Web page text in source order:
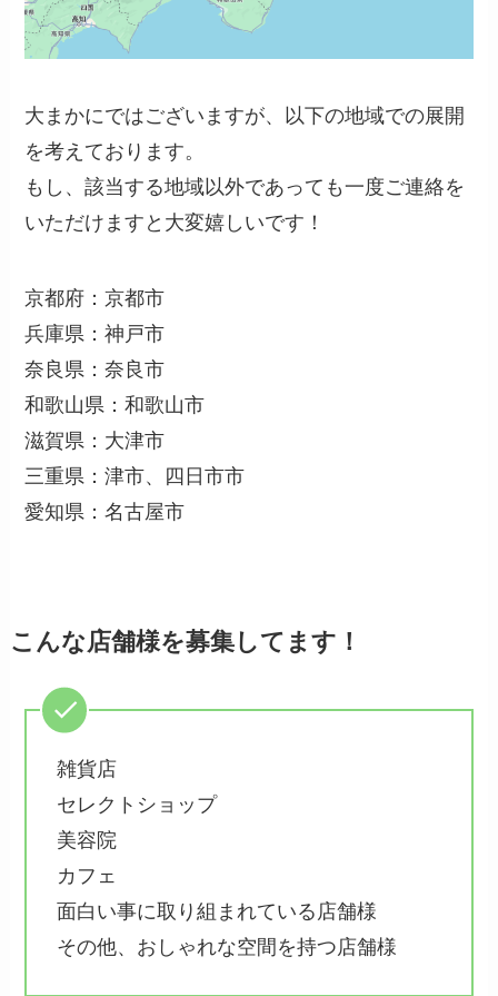
大まかにではございますが、以下の地域での展開
を考えております。
もし、該当する地域以外であっても一度ご連絡を
いただけますと大変嬉しいです！
京都府：京都市
兵庫県：神戸市
奈良県：奈良市
和歌山県：和歌山市
滋賀県：大津市
三重県：津市、四日市市
愛知県：名古屋市
こんな店舗様を募集してます！
雑貨店
セレクトショップ
美容院
カフェ
面白い事に取り組まれている店舗様
その他、おしゃれな空間を持つ店舗様